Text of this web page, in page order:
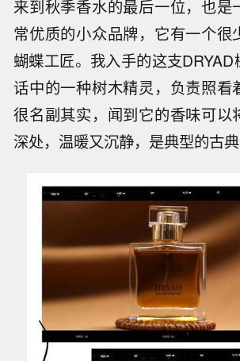
来到秋季香水的最后一位，也是
常优质的小众品牌，它有一个很
蝴蝶工匠。我入手的这支
话中的一种树木精灵，负责照看
很名副其实，闻到它的香味可以
深处，温暖又沉静，是典型的古典